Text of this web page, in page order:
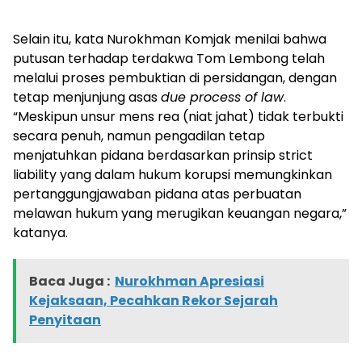
Selain itu, kata Nurokhman Komjak menilai bahwa
putusan terhadap terdakwa Tom Lembong telah
melalui proses pembuktian di persidangan, dengan
tetap menjunjung asasdue process of law.
“Meskipun unsur mens rea (niat jahat) tidak terbukti
secara penuh, namun pengadilan tetap
menjatuhkan pidana berdasarkan prinsip strict
liability yang dalam hukum korupsi memungkinkan
pertanggungjawaban pidana atas perbuatan
melawan hukum yang merugikan keuangan negara,”
katanya.
Baca Juga : Nurokhman Apresiasi
Kejaksaan, Pecahkan Rekor Sejarah
Penyitaan